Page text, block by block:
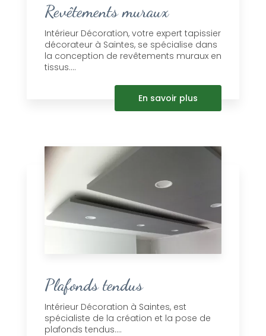
Revêtements muraux
Intérieur Décoration, votre expert tapissier
décorateur à Saintes, se spécialise dans
la conception de revêtements muraux en
tissus....
En savoir plus
Plafonds tendus
Intérieur Décoration à Saintes, est
spécialiste de la création et la pose de
plafonds tendus....